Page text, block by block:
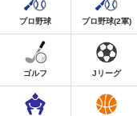
プロ野球 プロ野球(2軍)
ゴルフ Jリーグ